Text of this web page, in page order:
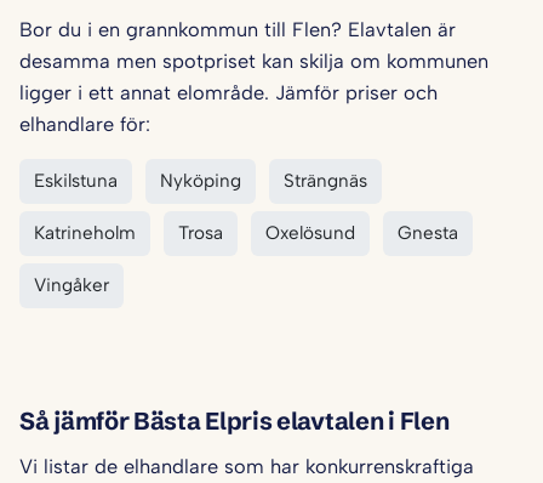
Bor du i en grannkommun till Flen? Elavtalen är
desamma men spotpriset kan skilja om kommunen
ligger i ett annat elområde. Jämför priser och
elhandlare för:
Eskilstuna Nyköping Strängnäs
Katrineholm Trosa Oxelösund Gnesta
Vingåker
Så jämför Bästa Elpris elavtalen i Flen
Vi listar de elhandlare som har konkurrenskraftiga